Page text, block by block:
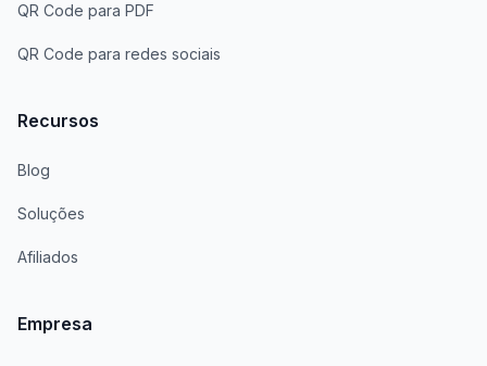
QR Code para PDF
QR Code para redes sociais
Recursos
Blog
Soluções
Afiliados
Empresa